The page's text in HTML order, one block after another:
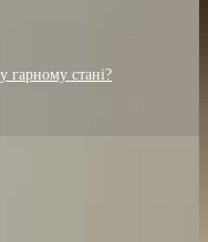
гарному стані?